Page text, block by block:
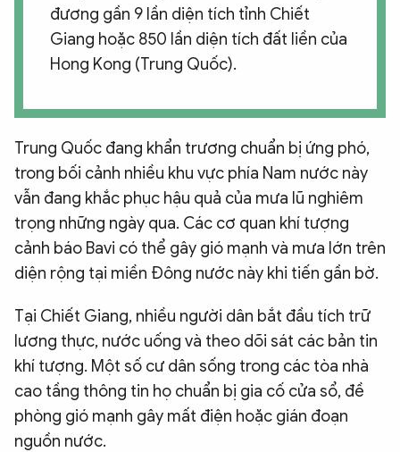
đương gần 9 lần diện tích tỉnh Chiết
Giang hoặc 850 lần diện tích đất liền của
Hong Kong (Trung Quốc).
Trung Quốc đang khẩn trương chuẩn bị ứng phó,
trong bối cảnh nhiều khu vực phía Nam nước này
vẫn đang khắc phục hậu quả của mưa lũ nghiêm
trọng những ngày qua. Các cơ quan khí tượng
cảnh báo Bavi có thể gây gió mạnh và mưa lớn trên
diện rộng tại miền Đông nước này khi tiến gần bờ.
Tại Chiết Giang, nhiều người dân bắt đầu tích trữ
lương thực, nước uống và theo dõi sát các bản tin
khí tượng. Một số cư dân sống trong các tòa nhà
cao tầng thông tin họ chuẩn bị gia cố cửa sổ, đề
phòng gió mạnh gây mất điện hoặc gián đoạn
nguồn nước.